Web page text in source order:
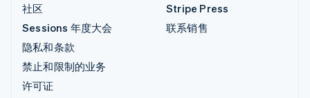
社区
Sessions 年度大会
隐私和条款
禁止和限制的业务
许可证
Stripe Press
联系销售